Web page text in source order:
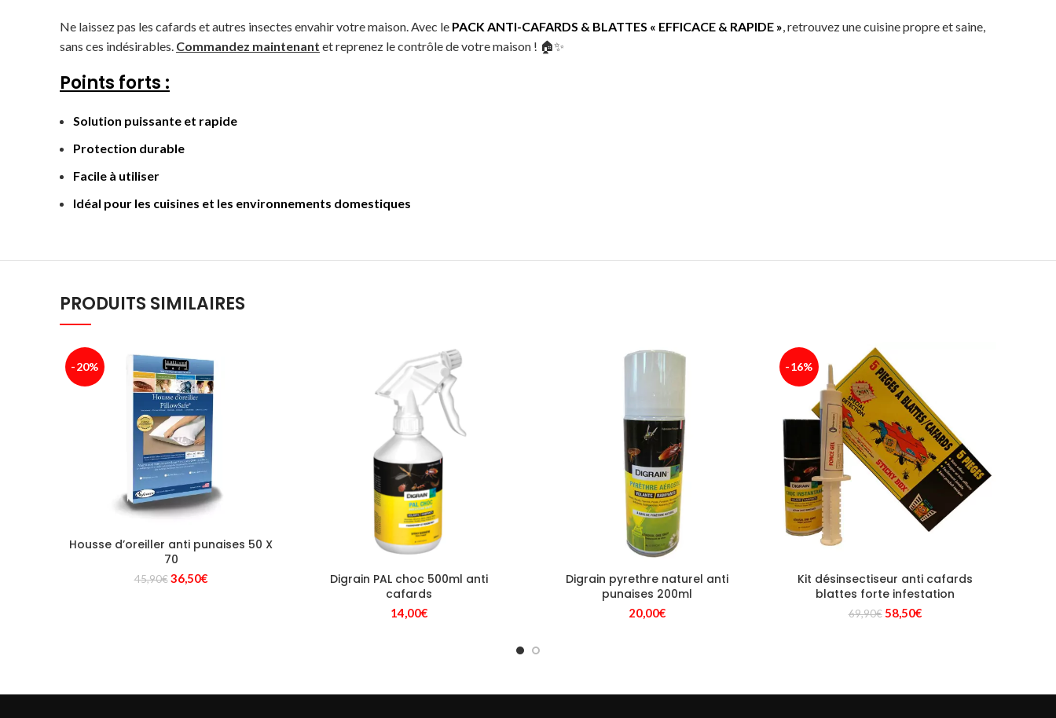
Ne laissez pas les cafards et autres insectes envahir votre maison. Avec le PACK ANTI-CAFARDS & BLATTES « EFFICACE & RAPIDE », retrouvez une cuisine propre et saine,
sans ces indésirables. Commandez maintenant et reprenez le contrôle de votre maison ! 🏠✨
Points forts :
Solution puissante et rapide
Protection durable
Facile à utiliser
Idéal pour les cuisines et les environnements domestiques
PRODUITS SIMILAIRES
-20%
Housse d’oreiller anti punaises 50 X
70
45,90€ Le
36,50€Le
Digrain PAL choc 500ml anti
cafards
14,00€
Digrain pyrethre naturel anti
punaises 200ml
20,00€
-16%
Kit désinsectiseur anti cafards
blattes forte infestation
69,90€ Le
58,50€Le